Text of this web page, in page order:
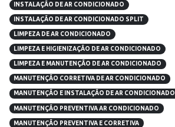
INSTALAÇÃO DE AR CONDICIONADO
INSTALAÇÃO DE AR CONDICIONADO SPLIT
LIMPEZA DE AR CONDICIONADO
LIMPEZA E HIGIENIZAÇÃO DE AR CONDICIONADO
LIMPEZA E MANUTENÇÃO DE AR CONDICIONADO
MANUTENÇÃO CORRETIVA DE AR CONDICIONADO
MANUTENÇÃO E INSTALAÇÃO DE AR CONDICIONADO
MANUTENÇÃO PREVENTIVA AR CONDICIONADO
MANUTENÇÃO PREVENTIVA E CORRETIVA